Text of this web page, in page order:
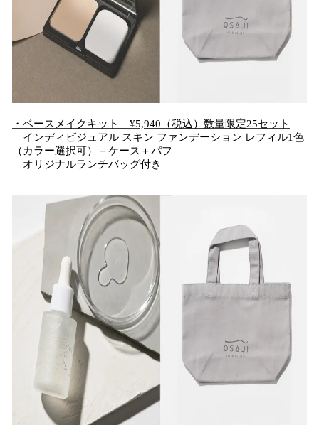
・ベースメイクキット ¥5,940（税込）数量限定25セット
インディビジュアル スキン ファンデーション レフィル1色
（カラー選択可）＋ケース＋パフ
オリジナルランチバッグ付き